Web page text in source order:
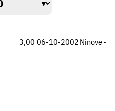
Ninove
3,00 -
06-10-2002